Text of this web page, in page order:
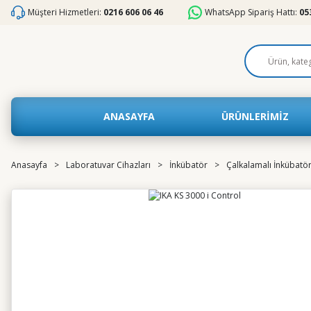
Müşteri Hizmetleri: 0216 606 06 46 WhatsApp Sipariş Hattı:
ANASAYFA ÜRÜNLERİMİZ
Anasayfa Laboratuvar Cihazları İnkübatör Çalkalamalı İnkübatör